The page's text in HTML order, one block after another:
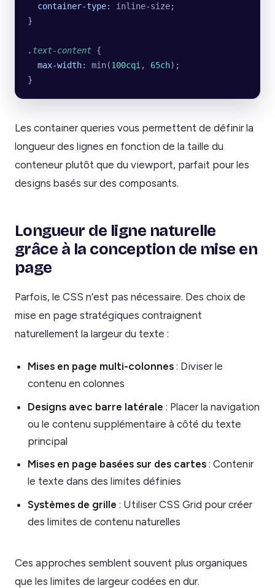
  container-type
: inline-size;
}
. text-content {
  max-width
: min(100cqi , 65ch);
}
Les container queries vous permettent de définir la
longueur des lignes en fonction de la taille du
conteneur plutôt que du viewport, parfait pour les
designs basés sur des composants.
Longueur de ligne naturelle
grâce à la conception de mise en
page
Parfois, le CSS n’est pas nécessaire. Des choix de
mise en page stratégiques contraignent
naturellement la largeur du texte :
Mises en page multi-colonnes: Diviser le
contenu en colonnes
Designs avec barre latérale : Placer la navigation
ou le contenu supplémentaire à côté du texte
principal
Mises en page basées sur des cartes: Contenir
le texte dans des limites définies
Systèmes de grille : Utiliser CSS Grid pour créer
des limites de contenu naturelles
Ces approches semblent souvent plus organiques
que les limites de largeur codées en dur.